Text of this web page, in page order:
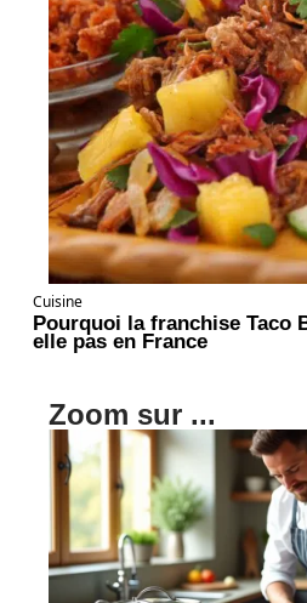
Cuisine
Pourquoi la franchise Taco
elle pas en France
Zoom sur ...